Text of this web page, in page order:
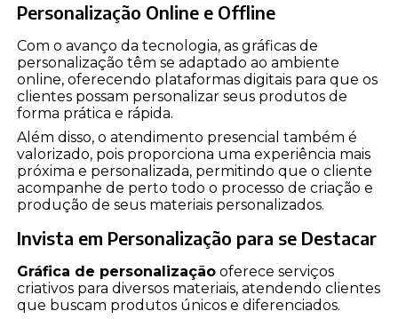
Personalização Online e Offline
Com o avanço da tecnologia, as gráficas de
personalização têm se adaptado ao ambiente
online, oferecendo plataformas digitais para que os
clientes possam personalizar seus produtos de
forma prática e rápida.
Além disso, o atendimento presencial também é
valorizado, pois proporciona uma experiência mais
próxima e personalizada, permitindo que o cliente
acompanhe de perto todo o processo de criação e
produção de seus materiais personalizados.
Invista em Personalização para se Destacar
Gráfica de personalização oferece serviços
criativos para diversos materiais, atendendo clientes
que buscam produtos únicos e diferenciados.